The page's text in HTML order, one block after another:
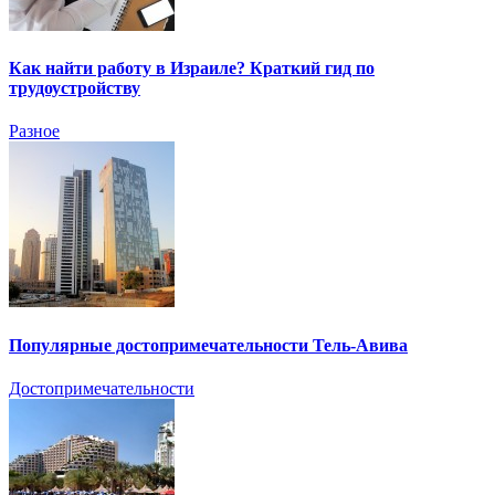
Как найти работу в Израиле? Краткий гид по
трудоустройству
Разное
Популярные достопримечательности Тель-Авива
Достопримечательности